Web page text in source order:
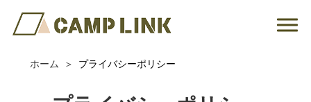
ホーム プライバシーポリシー